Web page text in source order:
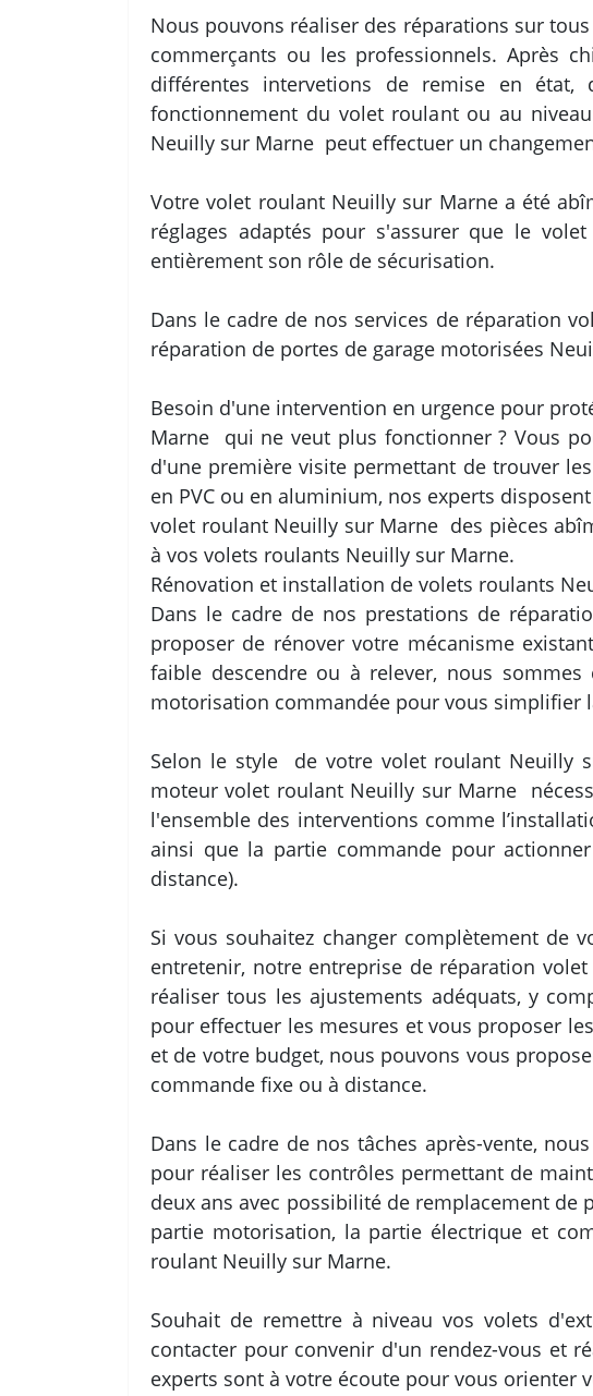
Nous pouvons réaliser des réparations sur
commerçants ou les professionnels. Après
différentes intervetions de remise en
fonctionnement du volet roulant ou au
Neuilly sur Marne peut effectuer un
Votre volet roulant Neuilly sur Marne a été
réglages adaptés pour s'assurer que le
entièrement son rôle de sécurisation.
Dans le cadre de nos services de réparation
réparation de portes de garage motorisées
Besoin d'une intervention en urgence pour
Marne qui ne veut plus fonctionner ? Vous
d'une première visite permettant de trouver
en PVC ou en aluminium, nos experts
volet roulant Neuilly sur Marne des pièces
à vos volets roulants Neuilly sur Marne.
Rénovation et installation de volets roulants
Dans le cadre de nos prestations de
proposer de rénover votre mécanisme
faible descendre ou à relever, nous
motorisation commandée pour vous simplifier
Selon le style de votre volet roulant Neuilly
moteur volet roulant Neuilly sur Marne
l'ensemble des interventions comme
ainsi que la partie commande pour
distance).
Si vous souhaitez changer complètement
entretenir, notre entreprise de réparation
réaliser tous les ajustements adéquats, y
pour effectuer les mesures et vous proposer
et de votre budget, nous pouvons vous
commande fixe ou à distance.
Dans le cadre de nos tâches après-vente,
pour réaliser les contrôles permettant de
deux ans avec possibilité de remplacement de
partie motorisation, la partie électrique et
roulant Neuilly sur Marne.
Souhait de remettre à niveau vos volets
contacter pour convenir d'un rendez-vous et
experts sont à votre écoute pour vous orienter